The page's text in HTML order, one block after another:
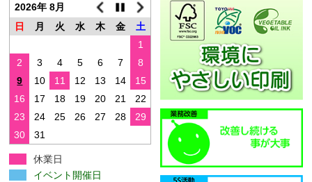
2026年 8月
日
月 火 水 木 金
土
1
2
3 4 5 6 7
8
9
10 11 12 13 14
15
16
17 18 19 20 21
22
23
24 25 26 27 28
29
30
31
休業日
イベント開催日